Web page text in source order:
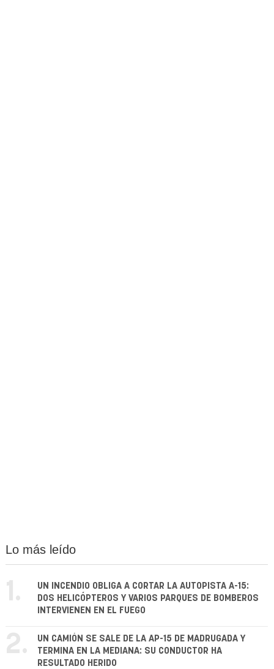
Lo más leído
1.
UN INCENDIO OBLIGA A CORTAR LA AUTOPISTA A-15:
DOS HELICÓPTEROS Y VARIOS PARQUES DE BOMBEROS
INTERVIENEN EN EL FUEGO
2.
UN CAMIÓN SE SALE DE LA AP-15 DE MADRUGADA Y
TERMINA EN LA MEDIANA: SU CONDUCTOR HA
RESULTADO HERIDO